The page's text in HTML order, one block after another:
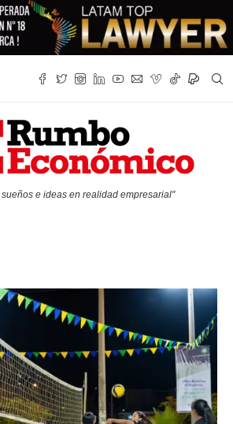
e ideas en realidad empresarial"